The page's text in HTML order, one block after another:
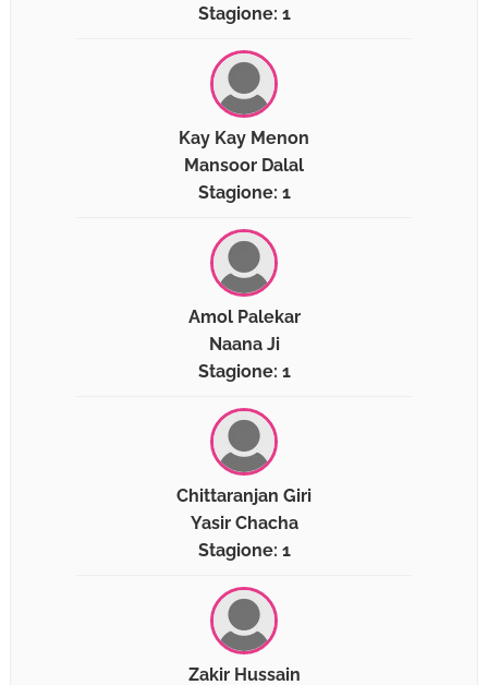
Stagione: 1
Kay Kay Menon
Mansoor Dalal
Stagione: 1
Amol Palekar
Naana Ji
Stagione: 1
Chittaranjan Giri
Yasir Chacha
Stagione: 1
Zakir Hussain